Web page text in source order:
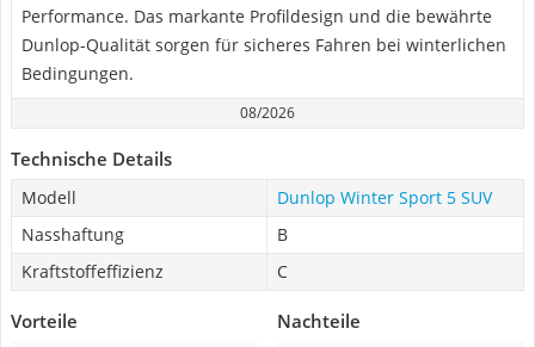
Performance. Das markante Profildesign und die bewährte
Dunlop-Qualität sorgen für sicheres Fahren bei winterlichen
Bedingungen.
08/2026
Technische Details
Modell
Dunlop Winter Sport 5 SUV
Nasshaftung
B
Kraftstoffeffizienz
C
Vorteile Nachteile